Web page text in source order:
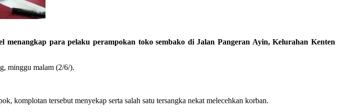
para pelaku perampokan toko sembako di Jalan Pangeran Ayin, Kelurahan Kenten
minggu malam (2/6/).
komplotan tersebut menyekap serta salah satu tersangka nekat melecehkan korban.